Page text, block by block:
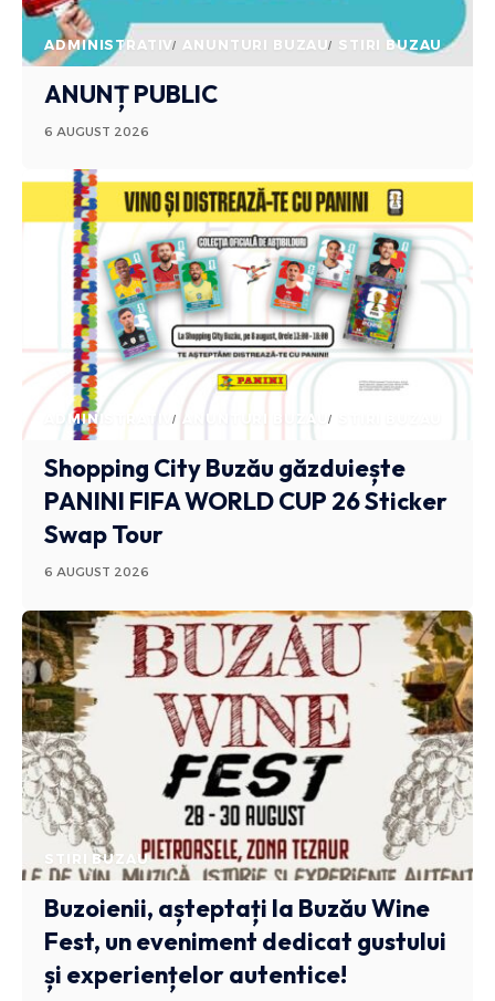
ADMINISTRATIV ANUNTURI BUZAU STIRI BUZAU
ANUNȚ PUBLIC
6 AUGUST 2026
ADMINISTRATIV ANUNTURI BUZAU
Shopping City Buzău găzduiește
PANINI FIFA WORLD CUP 26 Sticker
Swap Tour
6 AUGUST 2026
STIRI BUZAU
Buzoienii, așteptați la Buzău Wine
Fest, un eveniment dedicat gustului
și experiențelor autentice!